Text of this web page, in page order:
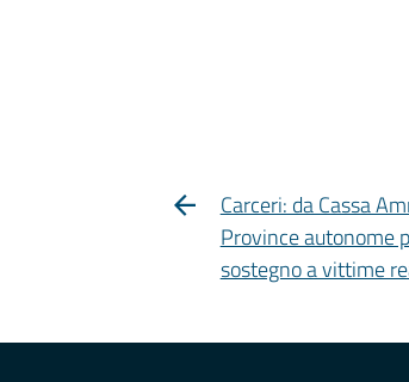
Carceri: da Cassa
Province autonome
sostegno a vittime